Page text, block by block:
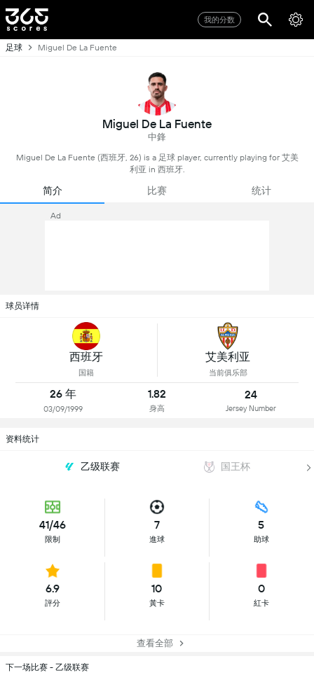
我的分数
足球 Miguel De La Fuente
Miguel De La Fuente
中鋒
Miguel De La Fuente (西班牙, 26) is a 足球 player, currently playing for 艾美
利亚 in 西班牙.
简介 比赛 统计
Ad
球员详情
西班牙
国籍
艾美利亚
当前俱乐部
26 年
03/09/1999
1.82
身高
24
Jersey Number
资料统计
乙级联赛 国王杯
41/46
限制
7
進球
5
助球
6.9
評分
10
黃卡
0
紅卡
查看全部
下一场比赛 - 乙级联赛